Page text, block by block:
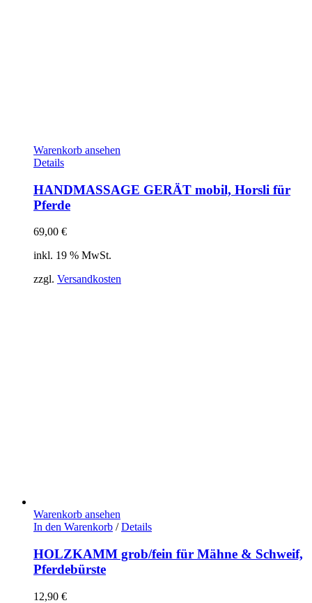
Warenkorb ansehen
Details
HANDMASSAGE GERÄT mobil, Horsli für
Pferde
69,00 €
inkl. 19 % MwSt.
zzgl. Versandkosten
Warenkorb ansehen
In den Warenkorb / Details
HOLZKAMM grob/fein für Mähne & Schweif,
Pferdebürste
12,90 €